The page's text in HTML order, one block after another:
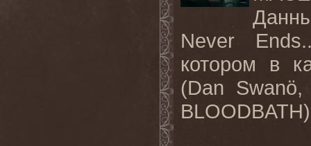
Never
котором
в
(Dan